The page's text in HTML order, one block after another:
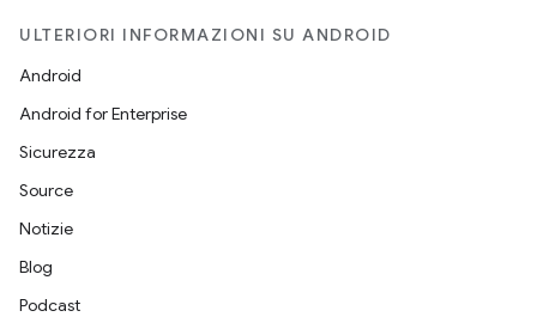
ULTERIORI INFORMAZIONI SU ANDROID
Android
Android for Enterprise
Sicurezza
Source
Notizie
Blog
Podcast